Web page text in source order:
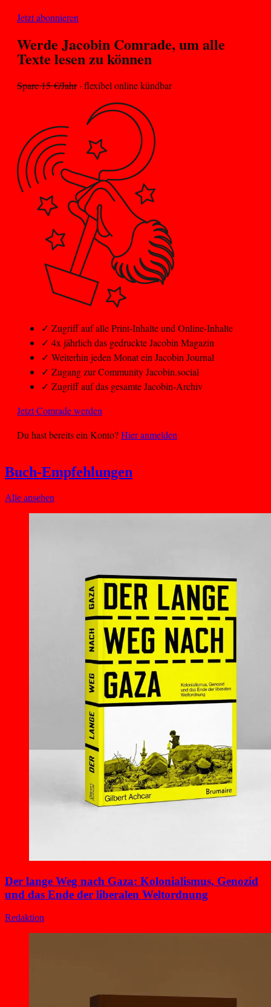
Jetzt abonnieren
Werde Jacobin Comrade, um alle
Texte lesen zu können
Spare 15 €/Jahr· flexibel online kündbar
✓ Zugriff auf alle Print-Inhalte und Online-Inhalte
✓ 4x jährlich das gedruckte Jacobin Magazin
✓ Weiterhin jeden Monat ein Jacobin Journal
✓ Zugang zur Community Jacobin.social
✓ Zugriff auf das gesamte Jacobin-Archiv
Jetzt Comrade werden
Du hast bereits ein Konto?Hier anmelden
Buch-Empfehlungen
Alle ansehen
Der lange Weg nach Gaza: Kolonialismus, Genozid
und das Ende der liberalen Weltordnung
Redaktion